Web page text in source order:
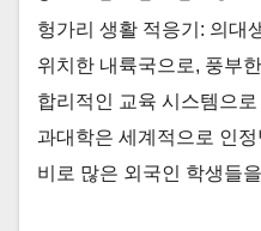
헝가리 생활 적응기: 의대
위치한 내륙국으로, 풍부
합리적인 교육 시스템으
과대학은 세계적으로 인
비로 많은 외국인 학생들